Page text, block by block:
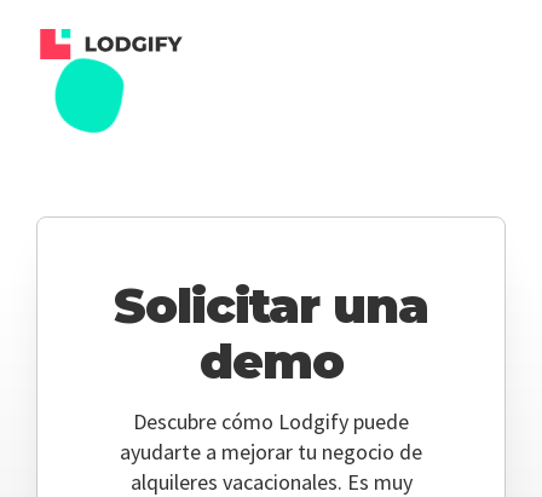
Solicitar una
demo
Descubre cómo Lodgify puede
ayudarte a mejorar tu negocio de
alquileres vacacionales. Es muy